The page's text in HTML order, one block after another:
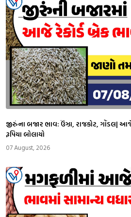
જીરુંના બજાર ભાવ: ઉંઝા, રાજકોટ, ગોંડલ|
રૂપિયા બોલાયો
07 August, 2026